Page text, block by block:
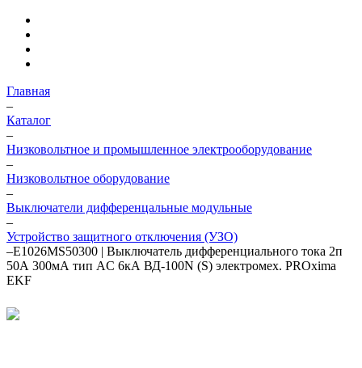
Главная
–
Каталог
–
Низковольтное и промышленное электрооборудование
–
Низковольтное оборудование
–
Выключатели дифференцальные модульные
–
Устройство защитного отключения (УЗО)
–E1026MS50300 | Выключатель дифференциального тока 2п
50А 300мА тип AC 6кА ВД-100N (S) электромех. PROxima
EKF